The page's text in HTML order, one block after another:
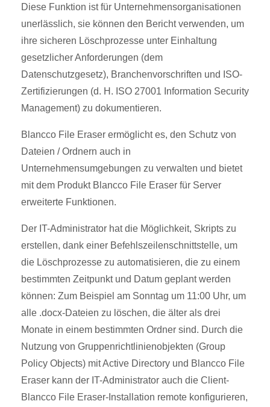
Diese Funktion ist für Unternehmensorganisationen
unerlässlich, sie können den Bericht verwenden, um
ihre sicheren Löschprozesse unter Einhaltung
gesetzlicher Anforderungen (dem
Datenschutzgesetz), Branchenvorschriften und ISO-
Zertifizierungen (d. H. ISO 27001 Information Security
Management) zu dokumentieren.
Blancco File Eraser ermöglicht es, den Schutz von
Dateien / Ordnern auch in
Unternehmensumgebungen zu verwalten und bietet
mit dem Produkt Blancco File Eraser für Server
erweiterte Funktionen.
Der IT-Administrator hat die Möglichkeit, Skripts zu
erstellen, dank einer Befehlszeilenschnittstelle, um
die Löschprozesse zu automatisieren, die zu einem
bestimmten Zeitpunkt und Datum geplant werden
können: Zum Beispiel am Sonntag um 11:00 Uhr, um
alle .docx-Dateien zu löschen, die älter als drei
Monate in einem bestimmten Ordner sind. Durch die
Nutzung von Gruppenrichtlinienobjekten (Group
Policy Objects) mit Active Directory und Blancco File
Eraser kann der IT-Administrator auch die Client-
Blancco File Eraser-Installation remote konfigurieren,